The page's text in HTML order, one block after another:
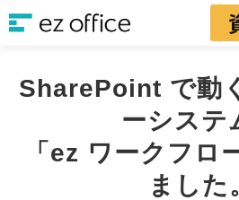
資料ダウンロー
料金
業務改善ノウハ
SharePoint で動
ーシステ
「ez ワークフロ
ました